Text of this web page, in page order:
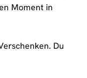
Moment in
Du